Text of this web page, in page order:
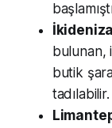
bulunan,
butik